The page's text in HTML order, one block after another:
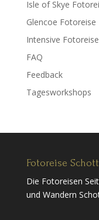
Isle of Skye
Glencoe Fotoreise
Intensive
FAQ
Feedback
Tagesworkshops
Fotoreise
Die Fotoreisen
und Wandern